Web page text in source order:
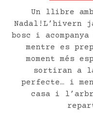
Un llibre
Nadal!L’hivern
bosc i
mentre es
moment més
sortiran a
perfecte… i
casa i